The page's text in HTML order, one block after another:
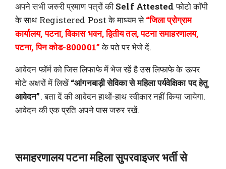
अपने सभी जरुरी प्रमाण पत्रों की Self Attestedफोटो कॉपी
के साथ Registered Post के माध्यम से“जिला प्रोग्राम
कार्यालय, पटना, विकास भवन, द्वितीय तल, पटना समाहरणालय,
पटना, पिन कोड-800001”के पते पर भेजे दें.
आवेदन फॉर्म को जिस लिफाफे में भेज रहें है उस लिफाफे के ऊपर
मोटे अक्षरों में लिखें“आंगनबाड़ी सेविका से महिला पर्यवेक्षिका पद हेतु
आवेदन”. बता दें की आवेदन हाथों-हाथ स्वीकार नहीं किया जायेगा.
आवेदन की एक प्रति अपने पास जरुर रखें.
समाहरणालय पटना महिला सुपरवाइजर भर्ती से